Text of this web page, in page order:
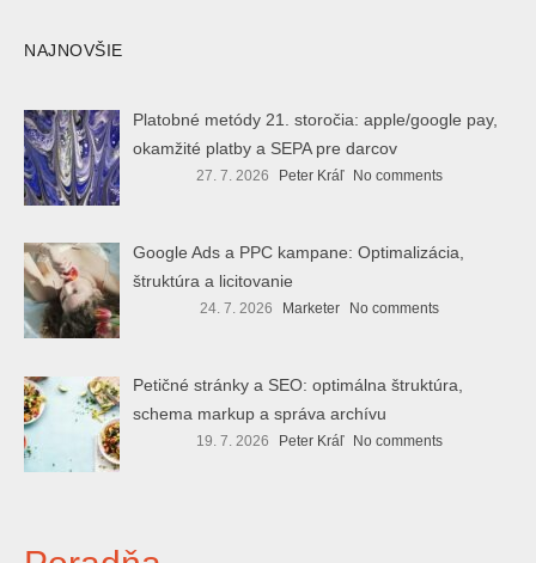
NAJNOVŠIE
Platobné metódy 21. storočia: apple/google pay,
okamžité platby a SEPA pre darcov
27. 7. 2026 Peter Kráľ No comments
Google Ads a PPC kampane: Optimalizácia,
štruktúra a licitovanie
24. 7. 2026 Marketer No comments
Petičné stránky a SEO: optimálna štruktúra,
schema markup a správa archívu
19. 7. 2026 Peter Kráľ No comments